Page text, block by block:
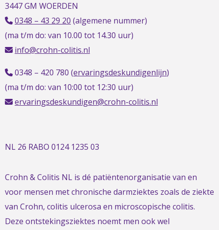
3447 GM WOERDEN
0348 – 43 29 20 (algemene nummer)
(ma t/m do: van 10.00 tot 14.30 uur)
info@crohn-colitis.nl
0348 – 420 780 (ervaringsdeskundigenlijn)
(ma t/m do: van 10:00 tot 12:30 uur)
ervaringsdeskundigen@crohn-colitis.nl
NL 26 RABO 0124 1235 03
Crohn & Colitis NL is dé patiëntenorganisatie van en
voor mensen met chronische darmziektes zoals de ziekte
van Crohn, colitis ulcerosa en microscopische colitis.
Deze ontstekingsziektes noemt men ook wel